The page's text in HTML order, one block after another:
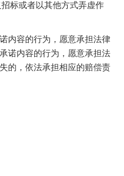
标或者以其他方式弄虚作
内容的行为，愿意承担法律
诺内容的行为，愿意承担法
的，依法承担相应的赔偿责